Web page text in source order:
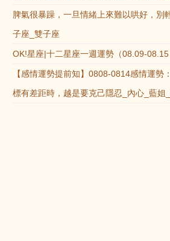
脾氣很暴躁，一旦情緒上來難以哄好，別
子座_雙子座
OK!星座|十二星座一週運勢（08.09-
【感情運勢提前知】0808-0814感情運勢
標有差距時，越是要克己隱忍_內心_藍姐